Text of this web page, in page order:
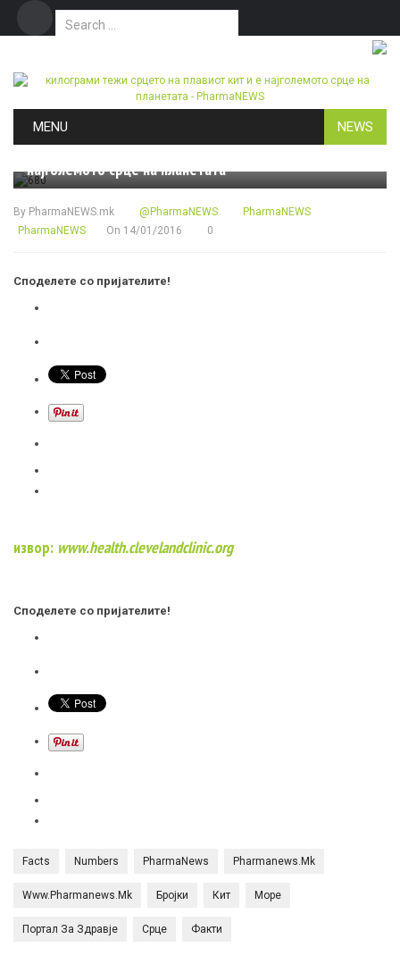
Search for:
MENU NEWS
БРОЈКИ & ФАКТИ
килограми тежи срцето на плавиот кит и е
најголемото срце на планетата
By PharmaNEWS.mk @PharmaNEWS
PharmaNEWS
PharmaNEWS
On 14/01/2016 0
Споделете со пријателите!
извор: www.health.clevelandclinic.org
Споделете со пријателите!
Facts Numbers PharmaNews Pharmanews.mk
Www.pharmanews.mk Бројки Кит Море
Портал За Здравје Срце Факти